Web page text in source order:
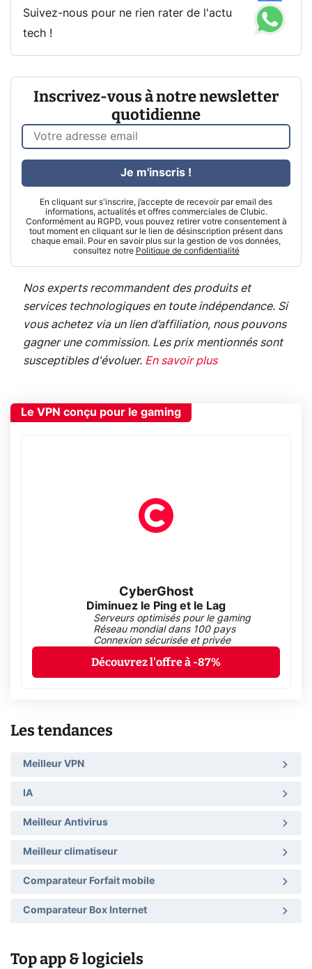
Suivez-nous pour ne rien rater de l'actu
tech !
Inscrivez-vous à notre newsletter
quotidienne
En cliquant sur s'inscrire, j’accepte de recevoir par email des
informations, actualités et offres commerciales de Clubic.
Conformément au RGPD, vous pouvez retirer votre consentement à
tout moment en cliquant sur le lien de désinscription présent dans
chaque email. Pour en savoir plus sur la gestion de vos données,
consultez notre Politique de confidentialité
Je m'inscris !
Nos experts recommandent des produits et
services technologiques en toute indépendance. Si
vous achetez via un lien d’affiliation, nous pouvons
gagner une commission. Les prix mentionnés sont
susceptibles d'évoluer. En savoir plus
Le VPN conçu pour le gaming
CyberGhost
Diminuez le Ping et le Lag
Serveurs optimisés pour le gaming
Réseau mondial dans 100 pays
Connexion sécurisée et privée
Découvrez l'offre à -87%
Les tendances
Meilleur VPN
IA
Meilleur Antivirus
Meilleur climatiseur
Comparateur Forfait mobile
Comparateur Box Internet
Top app & logiciels